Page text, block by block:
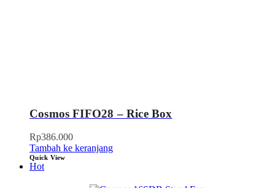
Cosmos FIFO28 – Rice Box
Rp386.000
Tambah ke keranjang
Quick View
Hot